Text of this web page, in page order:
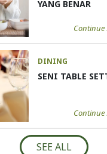
YANG BENAR
Continue
DINING
SENI TABLE
Continue
SEE ALL